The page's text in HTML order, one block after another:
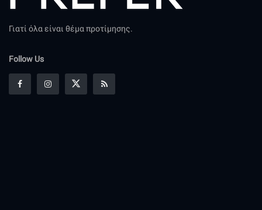
Γιατί όλα είναι θέμα προτίμησης.
Follow Us